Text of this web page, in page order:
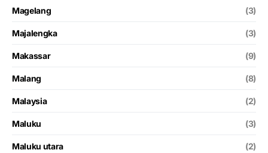
Magelang (3)
Majalengka (3)
Makassar (9)
Malang (8)
Malaysia (2)
Maluku (3)
Maluku utara (2)